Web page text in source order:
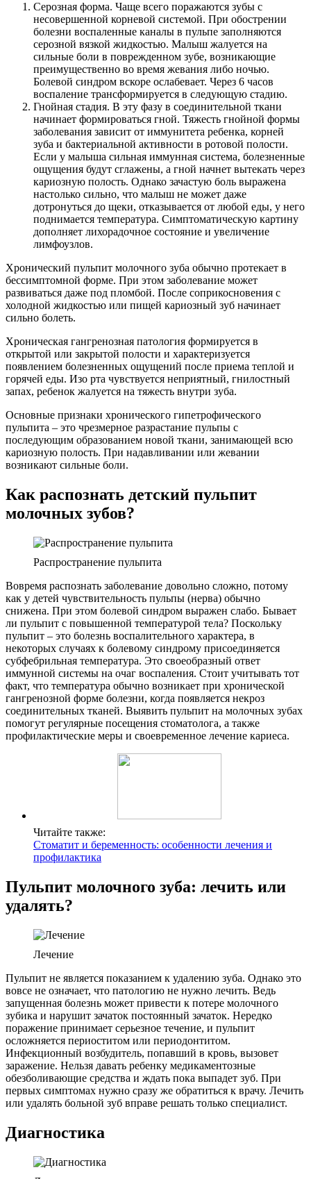
Серозная форма. Чаще всего поражаются зубы с
несовершенной корневой системой. При обострении
болезни воспаленные каналы в пульпе заполняются
серозной вязкой жидкостью. Малыш жалуется на
сильные боли в поврежденном зубе, возникающие
преимущественно во время жевания либо ночью.
Болевой синдром вскоре ослабевает. Через 6 часов
воспаление трансформируется в следующую стадию.
Гнойная стадия. В эту фазу в соединительной ткани
начинает формироваться гной. Тяжесть гнойной формы
заболевания зависит от иммунитета ребенка, корней
зуба и бактериальной активности в ротовой полости.
Если у малыша сильная иммунная система, болезненные
ощущения будут сглажены, а гной начнет вытекать через
кариозную полость. Однако зачастую боль выражена
настолько сильно, что малыш не может даже
дотронуться до щеки, отказывается от любой еды, у него
поднимается температура. Симптоматическую картину
дополняет лихорадочное состояние и увеличение
лимфоузлов.
Хронический пульпит молочного зуба обычно протекает в
бессимптомной форме. При этом заболевание может
развиваться даже под пломбой. После соприкосновения с
холодной жидкостью или пищей кариозный зуб начинает
сильно болеть.
Хроническая гангренозная патология формируется в
открытой или закрытой полости и характеризуется
появлением болезненных ощущений после приема теплой и
горячей еды. Изо рта чувствуется неприятный, гнилостный
запах, ребенок жалуется на тяжесть внутри зуба.
Основные признаки хронического гипетрофического
пульпита – это чрезмерное разрастание пульпы с
последующим образованием новой ткани, занимающей всю
кариозную полость. При надавливании или жевании
возникают сильные боли.
Как распознать детский пульпит
молочных зубов?
Распространение пульпита
Вовремя распознать заболевание довольно сложно, потому
как у детей чувствительность пульпы (нерва) обычно
снижена. При этом болевой синдром выражен слабо. Бывает
ли пульпит с повышенной температурой тела? Поскольку
пульпит – это болезнь воспалительного характера, в
некоторых случаях к болевому синдрому присоединяется
субфебрильная температура. Это своеобразный ответ
иммунной системы на очаг воспаления. Стоит учитывать тот
факт, что температура обычно возникает при хронической
гангренозной форме болезни, когда появляется некроз
соединительных тканей. Выявить пульпит на молочных зубах
помогут регулярные посещения стоматолога, а также
профилактические меры и своевременное лечение кариеса.
Читайте также:
Стоматит и беременность: особенности лечения и
профилактика
Пульпит молочного зуба: лечить или
удалять?
Лечение
Пульпит не является показанием к удалению зуба. Однако это
вовсе не означает, что патологию не нужно лечить. Ведь
запущенная болезнь может привести к потере молочного
зубика и нарушит зачаток постоянный зачаток. Нередко
поражение принимает серьезное течение, и пульпит
осложняется периоститом или периодонтитом.
Инфекционный возбудитель, попавший в кровь, вызовет
заражение. Нельзя давать ребенку медикаментозные
обезболивающие средства и ждать пока выпадет зуб. При
первых симптомах нужно сразу же обратиться к врачу. Лечить
или удалять больной зуб вправе решать только специалист.
Диагностика